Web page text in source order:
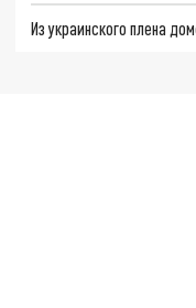
Из украинского плена